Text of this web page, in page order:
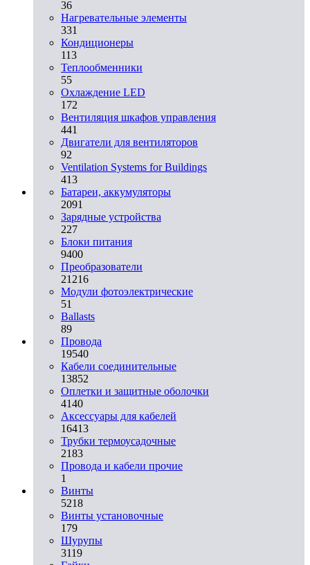
36
Нагревательные элементы
331
Кондиционеры
113
Теплообменники
55
Охлаждение LED
172
Вентиляция шкафов управления
441
Двигатели для вентиляторов
92
Ventilation Systems for Buildings
413
Батареи, аккумуляторы
2091
Зарядные устройства
227
Блоки питания
9400
Преобразователи
21216
Модули фотоэлектрические
51
Ballasts
89
Провода
19540
Кабели соединительные
13852
Оплетки и защитные оболочки
4140
Аксессуары для кабелей
16413
Трубки термоусадочные
2183
Провода и кабели прочие
1
Винты
5218
Винты установочные
179
Шурупы
3119